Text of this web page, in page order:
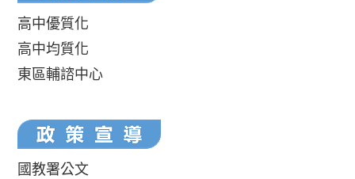
高中優質化
高中均質化
東區輔諮中心
國教署公文